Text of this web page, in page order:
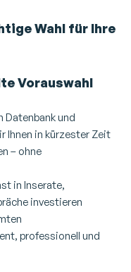
Wahl für Ihre
Vorauswahl
Datenbank und
Ihnen in kürzester Zeit
– ohne
in Inserate,
investieren
professionell und